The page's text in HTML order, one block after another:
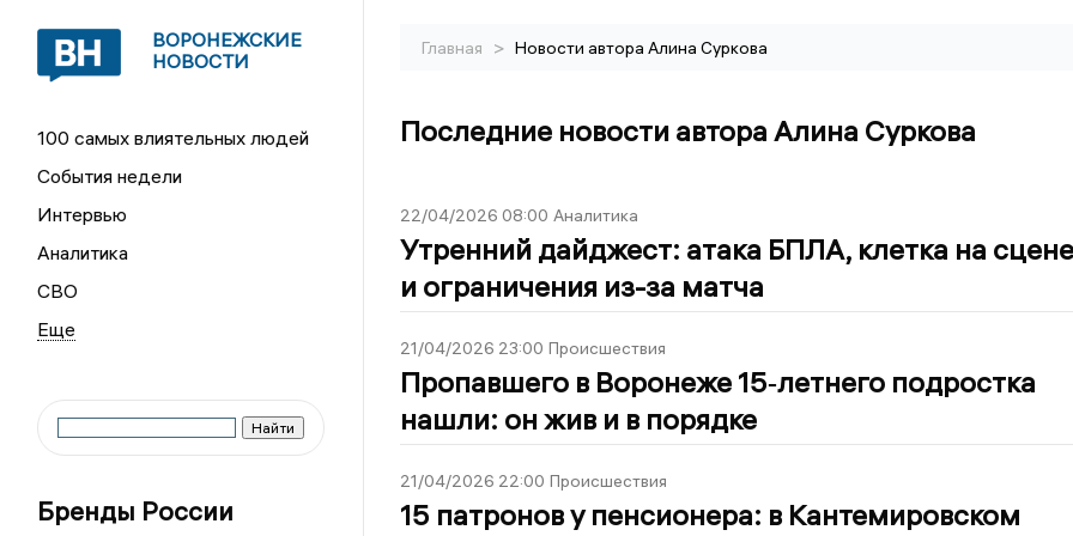
ВОРОНЕЖСКИЕ
НОВОСТИ
100 самых влиятельных людей
События недели
Интервью
Аналитика
СВО
Бренды России
Главная > Новости автора Алина Суркова
Последние новости автора Алина Суркова
22/04/2026 08:00 Аналитика
Утренний дайджест: атака БПЛА, клетка на сцене
и ограничения из-за матча
21/04/2026 23:00 Происшествия
Пропавшего в Воронеже 15‑летнего подростка
нашли: он жив и в порядке
21/04/2026 22:00 Происшествия
15 патронов у пенсионера: в Кантемировском